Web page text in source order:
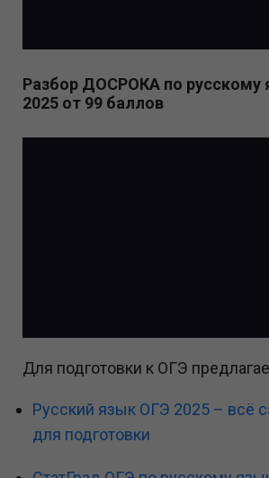
Разбор ДОСРОКА по русскому
2025 от 99 баллов
Для подготовки к ОГЭ
Русский язык ОГЭ 2025 – всё
для подготовки